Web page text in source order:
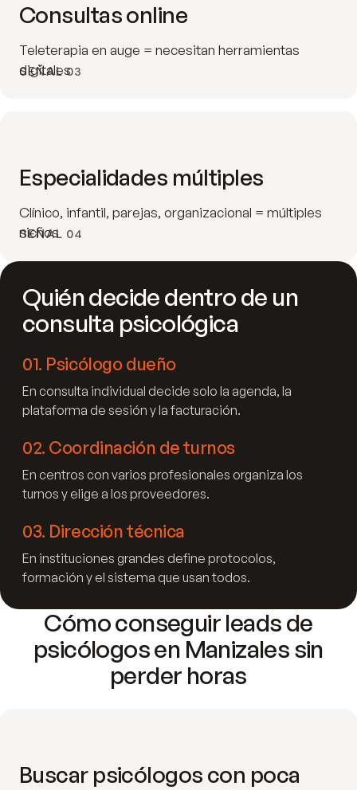
SEÑAL 03
Consultas online
Teleterapia en auge = necesitan herramientas
digitales
SEÑAL 04
Especialidades múltiples
Clínico, infantil, parejas, organizacional = múltiples
nichos
Quién decide dentro de un
consulta psicológica
01. Psicólogo dueño
En consulta individual decide solo la agenda, la
plataforma de sesión y la facturación.
02. Coordinación de turnos
En centros con varios profesionales organiza los
turnos y elige a los proveedores.
03. Dirección técnica
En instituciones grandes define protocolos,
formación y el sistema que usan todos.
Cómo conseguir leads de
psicólogos en Manizales sin
perder horas
Buscar psicólogos con poca